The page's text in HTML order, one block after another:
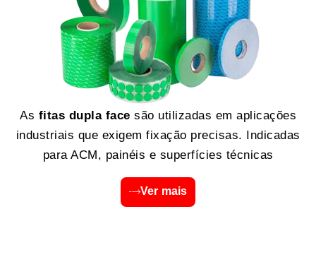
As fitas dupla face são utilizadas em aplicações
industriais que exigem fixação precisas. Indicadas
para ACM, painéis e superfícies técnicas
Ver mais